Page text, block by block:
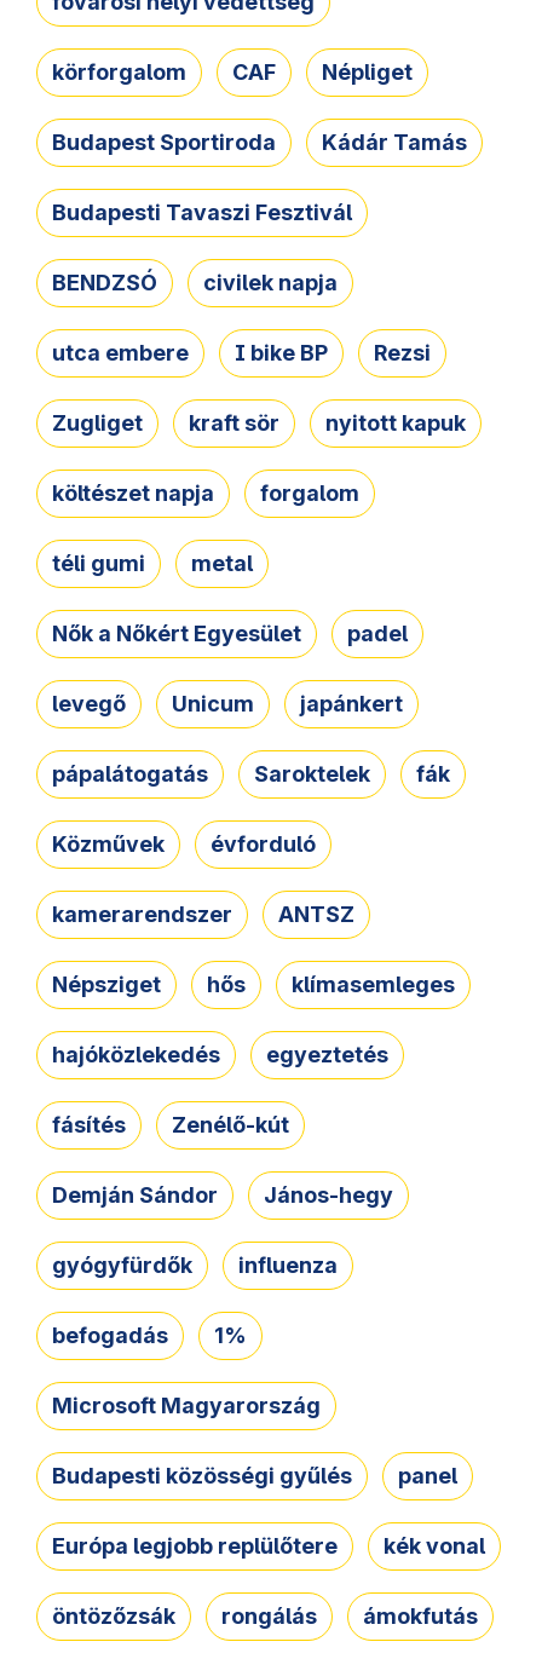
körforgalom CAF Népliget
Budapest Sportiroda Kádár Tamás
Budapesti Tavaszi Fesztivál
BENDZSÓ civilek napja
utca embere I bike BP Rezsi
Zugliget kraft sör nyitott kapuk
költészet napja forgalom
téli gumi metal
Nők a Nőkért Egyesület padel
levegő Unicum japánkert
pápalátogatás Saroktelek fák
Közművek évforduló
kamerarendszer ANTSZ
Népsziget hős klímasemleges
hajóközlekedés egyeztetés
fásítés Zenélő-kút
Demján Sándor János-hegy
gyógyfürdők influenza
befogadás 1%
Microsoft Magyarország
Budapesti közösségi gyűlés panel
Európa legjobb replülőtere kék vonal
öntözőzsák rongálás ámokfutás